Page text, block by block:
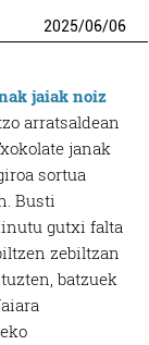
2025/06/06
jaiak noiz
arratsaldean
janak
sortua
Busti
gutxi falta
zebiltzan
batzuek